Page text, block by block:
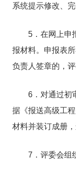
系统提示修改、
5．在网上申报
报材料。申报表
负责人签章的，
6．对通过初审
据《报送高级工
材料并装订成册
7．评委会组织